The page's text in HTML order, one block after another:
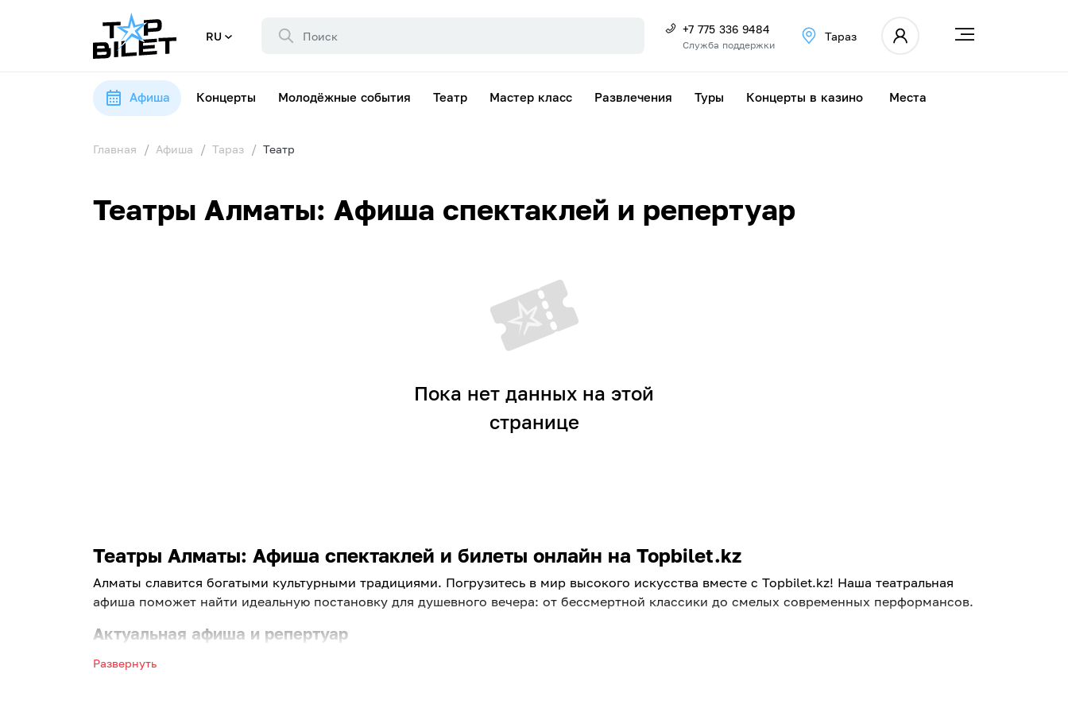
RU +7 775 336 9484
Служба поддержки
Тараз
Афиша Концерты Молодёжные события Театр Мастер класс Развлечения Туры Концерты в казино Места
Главная Афиша Тараз Театр
Театры Алматы: Афиша спектаклей и репертуар
Пока нет данных на этой
странице
Театры Алматы: Афиша спектаклей и билеты онлайн на Topbilet.kz
Алматы славится богатыми культурными традициями. Погрузитесь в мир высокого искусства вместе с Topbilet.kz! Наша театральная
афиша поможет найти идеальную постановку для душевного вечера: от бессмертной классики до смелых современных перформансов.
Актуальная афиша и репертуар
Выбирайте лучшие постановки ведущих площадок города. Ищете, куда пойти в ближайшие дни? Вас легко выручит афиша театров в
Развернуть